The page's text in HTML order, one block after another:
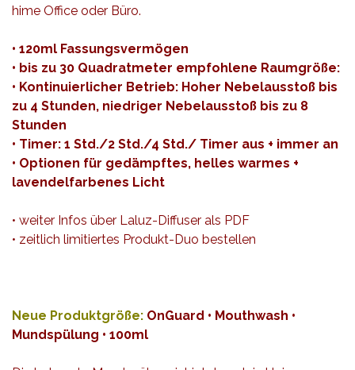
hime Office oder Büro.
• 120ml Fassungsvermögen
• bis zu 30 Quadratmeter empfohlene Raumgröße:
• Kontinuierlicher Betrieb: Hoher Nebelausstoß bis
zu 4 Stunden, niedriger Nebelausstoß bis zu 8
Stunden
• Timer: 1 Std./2 Std./4 Std./ Timer aus + immer an
• Optionen für gedämpftes, helles warmes +
lavendelfarbenes Licht
• weiter Infos über Laluz-Diffuser als PDF
• zeitlich limitiertes Produkt-Duo bestellen
Neue Produktgröße: OnGuard • Mouthwash •
Mundspülung • 100ml